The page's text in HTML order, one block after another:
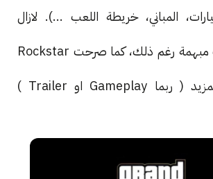
المباني، خريطة اللعب ...). لازال
تفاصيل الجرافيك مبهمة رغم ذلك، كما صرحت Rockstar
أنها ستكشف المزيد ( ربما Gameplay او Trailer )